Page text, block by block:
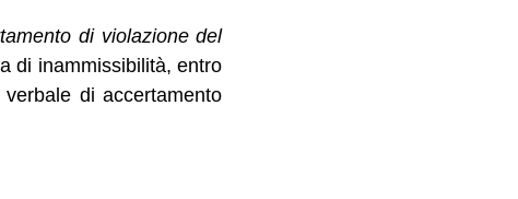
di violazione del
di inammissibilità, entro
di accertamento